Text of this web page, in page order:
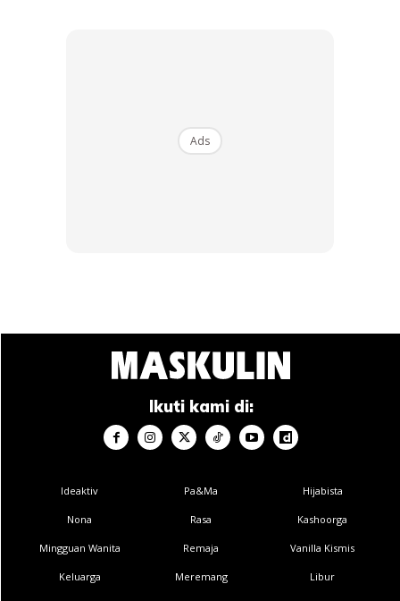
3. Tayar belum botak
Ads
Ikuti kami di:
Ideaktiv
Nona
Mingguan Wanita
Keluarga
Pa&Ma
Rasa
Remaja
Meremang
Hijabista
Kashoorga
Vanilla Kismis
Libur